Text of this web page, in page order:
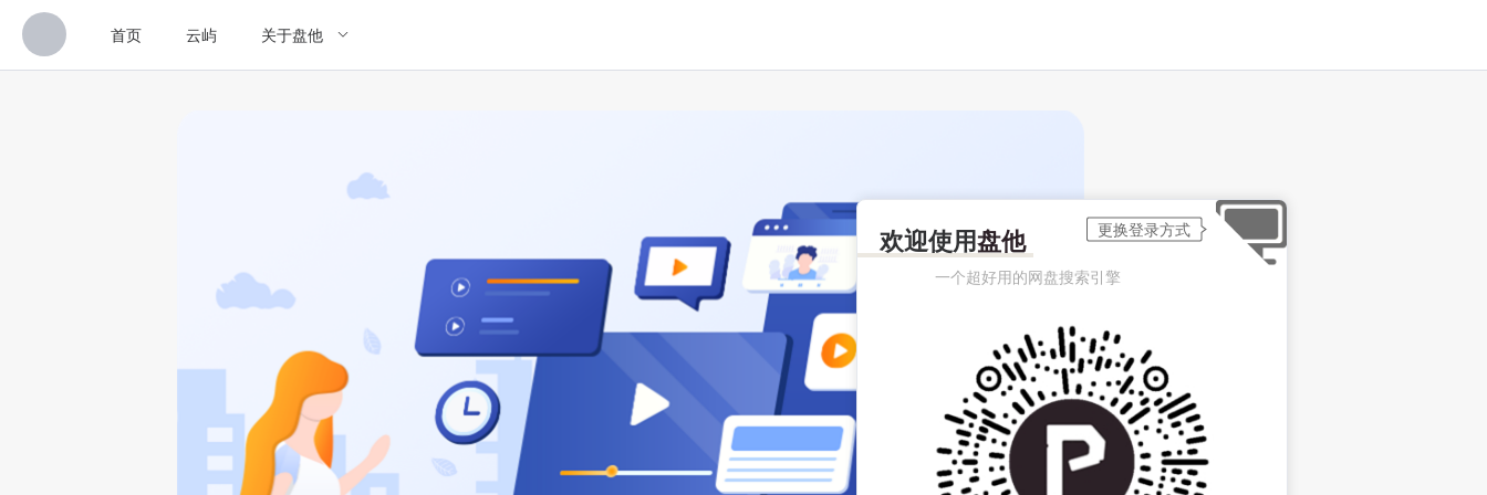
首页 云屿 关于盘他
欢迎使用盘他
一个超好用的网盘搜索引擎